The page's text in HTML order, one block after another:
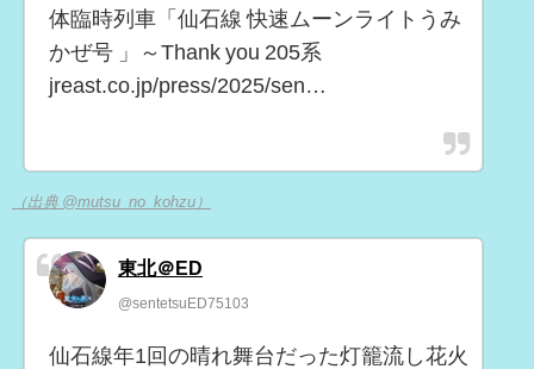
体臨時列車「仙石線 快速ムーンライトうみ
かぜ号 」～Thank you 205系
jreast.co.jp/press/2025/sen…
（出典 @mutsu_no_kohzu）
東北＠ED
@sentetsuED75103
仙石線年1回の晴れ舞台だった灯籠流し花火